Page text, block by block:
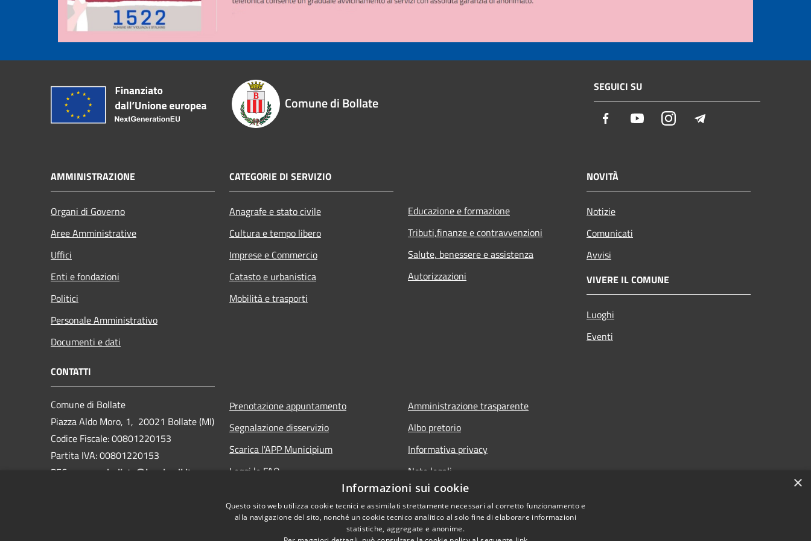
Comune di Bollate
SEGUICI SU
Facebook YoutubeInstagram
AMMINISTRAZIONE
Organi di Governo
Aree Amministrative
Uffici
Enti e fondazioni
Politici
Personale Amministrativo
Documenti e dati
CATEGORIE DI SERVIZIO
Anagrafe e stato civile
Cultura e tempo libero
Imprese e Commercio
Catasto e urbanistica
Mobilità e trasporti
Educazione e formazione
Tributi,finanze e contravvenzioni
Salute, benessere e assistenza
Autorizzazioni
NOVITÀ
Notizie
Comunicati
Avvisi
VIVERE IL COMUNE
Luoghi
Eventi
CONTATTI
Comune di Bollate
Piazza Aldo Moro, 1, 20021 Bollate (MI)
Codice Fiscale: 00801220153
Partita IVA: 00801220153
PEC:
comune.bollate@legalmail.it
Prenotazione appuntamento
Segnalazione disservizio
Scarica l'APP Municipium
Leggi le FAQ
Webmail
Amministrazione trasparente
Albo pretorio
Informativa privacy
Note legali
Dichiarazione di accessibilità
×
Informazioni sui cookie
Questo sito web utilizza cookie tecnici e assimilati strettamente necessari al corretto funzionamento e
alla navigazione del sito, nonché un cookie tecnico analitico al solo fine di elaborare informazioni
statistiche, aggregate e anonime.